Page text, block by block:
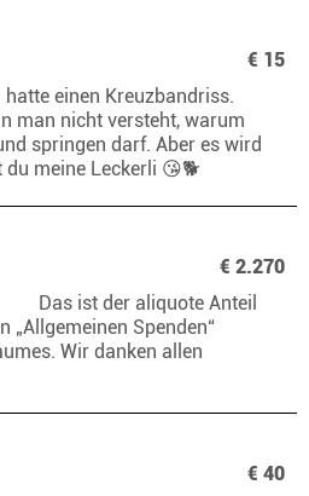
€ 15
einen Kreuzbandriss.
man nicht versteht, warum
springen darf. Aber es wird
meine Leckerli 😘🐕
€ 2.270
Das ist der aliquote Anteil
„Allgemeinen Spenden“
Wir danken allen
€ 40